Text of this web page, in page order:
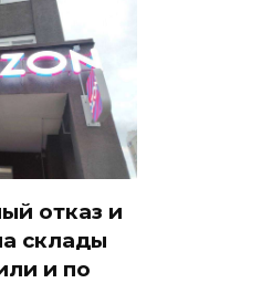
отказ и
склады
и по